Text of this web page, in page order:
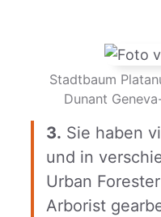
Stadtbaum
Dunant
3. Sie haben
und in
Urban
Arborist